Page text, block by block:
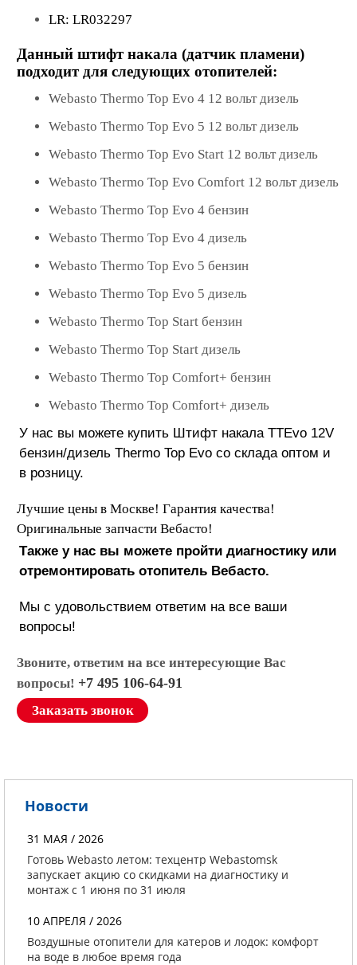
LR: LR032297
Данный штифт накала (датчик пламени)
подходит для следующих отопителей:
Webasto Thermo Top Evo 4 12 вольт дизель
Webasto Thermo Top Evo 5 12 вольт дизель
Webasto Thermo Top Evo Start 12 вольт дизель
Webasto Thermo Top Evo Comfort 12 вольт дизель
Webasto Thermo Top Evo 4 бензин
Webasto Thermo Top Evo 4 дизель
Webasto Thermo Top Evo 5 бензин
Webasto Thermo Top Evo 5 дизель
Webasto Thermo Top Start бензин
Webasto Thermo Top Start дизель
Webasto Thermo Top Comfort+ бензин
Webasto Thermo Top Comfort+ дизель
У нас вы можете купить Штифт накала TTEvo 12V
бензин/дизель Thermo Top Evo со склада оптом и
в розницу.
Лучшие цены в Москве! Гарантия качества!
Оригинальные запчасти Вебасто!
Также у нас вы можете пройти диагностику или
отремонтировать отопитель Вебасто.
Мы с удовольствием ответим на все ваши
вопросы!
Звоните, ответим на все интересующие Вас
вопросы! +7 495 106-64-91
Заказать звонок
Новости
31 МАЯ / 2026
Готовь Webasto летом: техцентр Webastomsk
запускает акцию со скидками на диагностику и
монтаж с 1 июня по 31 июля
10 АПРЕЛЯ / 2026
Воздушные отопители для катеров и лодок: комфорт
на воде в любое время года